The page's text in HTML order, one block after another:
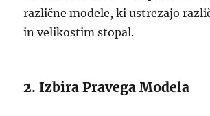
različne modele, ki ustrezajo
in velikostim stopal.
2. Izbira Pravega Modela